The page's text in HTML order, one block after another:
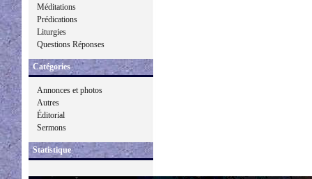
Méditations
Prédications
Liturgies
Questions Réponses
Catégories
Annonces et photos
Autres
Éditorial
Sermons
Statistique